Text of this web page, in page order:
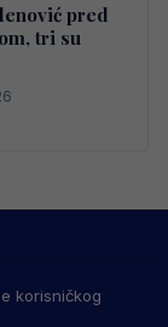
pred
tri su
korisničkog